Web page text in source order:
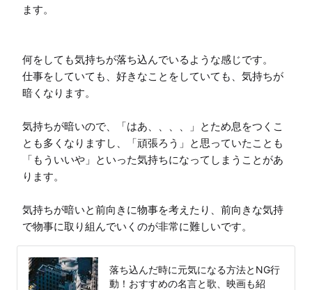
ます。
何をしても気持ちが落ち込んでいるような感じです。
仕事をしていても、好きなことをしていても、気持ちが
暗くなります。
気持ちが暗いので、「はあ、、、、」とため息をつくこ
とも多くなりますし、「頑張ろう」と思っていたことも
「もういいや」といった気持ちになってしまうことがあ
ります。
気持ちが暗いと前向きに物事を考えたり、前向きな気持
で物事に取り組んでいくのが非常に難しいです。
落ち込んだ時に元気になる方法とNG行
動！おすすめの名言と歌、映画も紹